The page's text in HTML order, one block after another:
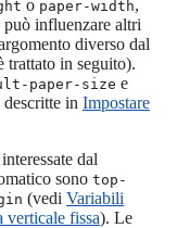
o paper-width,
può influenzare altri
diverso dal
trattato in seguito).
paper-size e
descritte in Impostare
dal
sono top-
(vedi Variabili
verticale fissa). Le